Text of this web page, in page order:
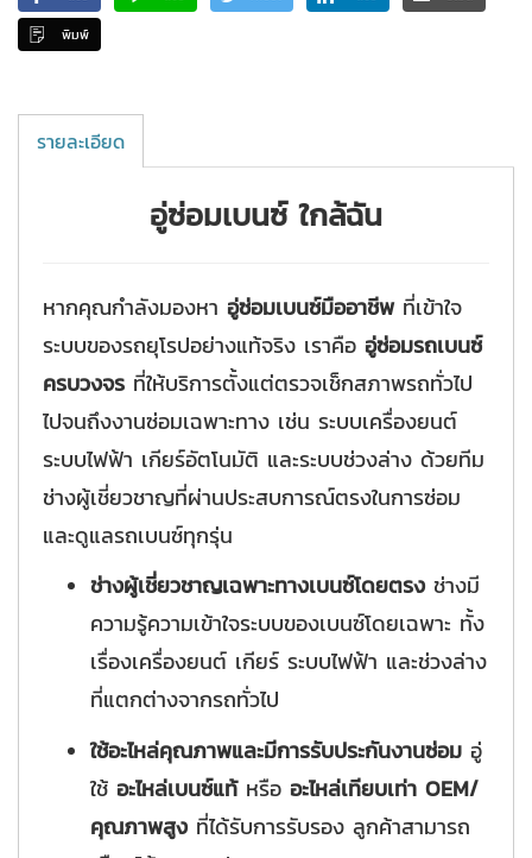
พิมพ์
รายละเอียด
อู่ซ่อมเบนซ์ ใกล้ฉัน
หากคุณกำลังมองหา อู่ซ่อมเบนซ์มืออาชีพที่เข้าใจ
ระบบของรถยุโรปอย่างแท้จริง เราคือ อู่ซ่อมรถเบนซ์
ครบวงจร ที่ให้บริการตั้งแต่ตรวจเช็กสภาพรถทั่วไป
ไปจนถึงงานซ่อมเฉพาะทาง เช่น ระบบเครื่องยนต์
ระบบไฟฟ้า เกียร์อัตโนมัติ และระบบช่วงล่าง ด้วยทีม
ช่างผู้เชี่ยวชาญที่ผ่านประสบการณ์ตรงในการซ่อม
และดูแลรถเบนซ์ทุกรุ่น
ช่างผู้เชี่ยวชาญเฉพาะทางเบนซ์โดยตรง ช่างมี
ความรู้ความเข้าใจระบบของเบนซ์โดยเฉพาะ ทั้ง
เรื่องเครื่องยนต์ เกียร์ ระบบไฟฟ้า และช่วงล่าง
ที่แตกต่างจากรถทั่วไป
ใช้อะไหล่คุณภาพและมีการรับประกันงานซ่อม อู่
ใช้ อะไหล่เบนซ์แท้หรือ อะไหล่เทียบเท่า OEM/
คุณภาพสูง ที่ได้รับการรับรอง ลูกค้าสามารถ